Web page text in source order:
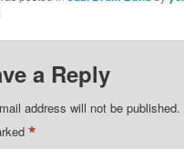
a Reply
address will not be published.
*